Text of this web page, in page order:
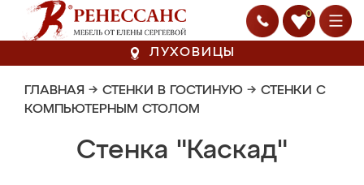
0
ЛУХОВИЦЫ
ГЛАВНАЯ → СТЕНКИ В ГОСТИНУЮ → СТЕНКИ С
КОМПЬЮТЕРНЫМ СТОЛОМ
Стенка "Каскад"